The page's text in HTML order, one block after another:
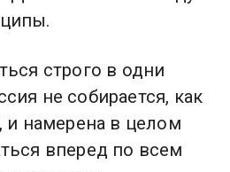
строго в одни
не собирается, как
и намерена в целом
вперед по всем